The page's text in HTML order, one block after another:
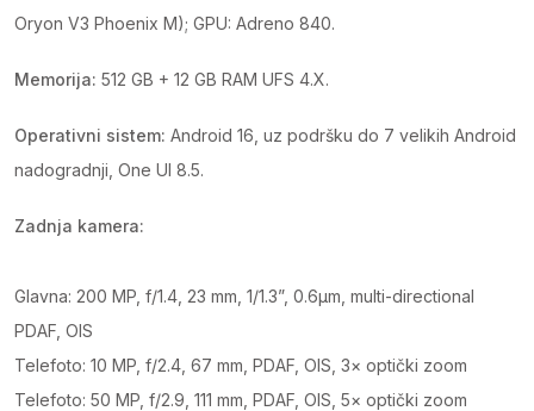
Oryon V3 Phoenix M); GPU: Adreno 840.
Memorija: 512 GB + 12 GB RAM UFS 4.X.
Operativni sistem: Android 16, uz podršku do 7 velikih Android
nadogradnji, One UI 8.5.
Zadnja kamera:
Glavna: 200 MP, f/1.4, 23 mm, 1/1.3”, 0.6µm, multi-directional
PDAF, OIS
Telefoto: 10 MP, f/2.4, 67 mm, PDAF, OIS, 3× optički zoom
Telefoto: 50 MP, f/2.9, 111 mm, PDAF, OIS, 5× optički zoom